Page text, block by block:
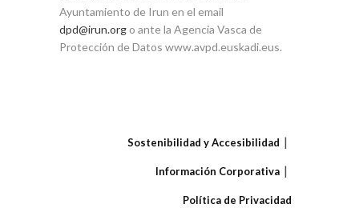
Ayuntamiento de Irun en el email
dpd@irun.org o ante la Agencia Vasca de
Protección de Datos www.avpd.euskadi.eus.
Sostenibilidad y Accesibilidad
Información Corporativa
Política de Privacidad